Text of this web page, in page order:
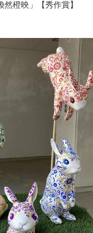
橙映」【秀作賞】